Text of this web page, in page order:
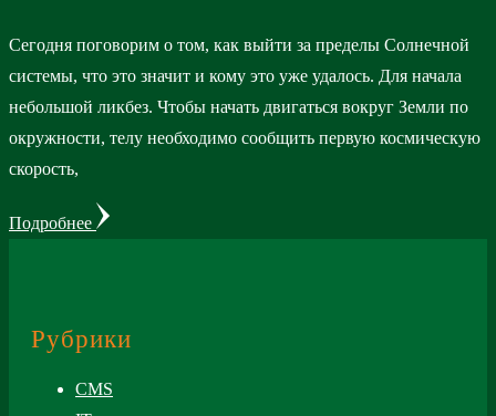
Сегодня поговорим о том, как выйти за пределы Солнечной
системы, что это значит и кому это уже удалось. Для начала
небольшой ликбез. Чтобы начать двигаться вокруг Земли по
окружности, телу необходимо сообщить первую космическую
скорость,
Подробнее
Рубрики
CMS